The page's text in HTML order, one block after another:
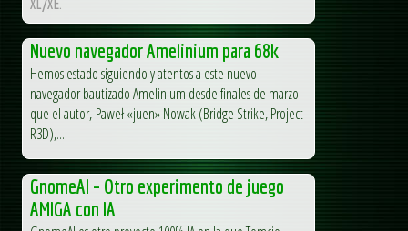
XL/XE.
Nuevo navegador Amelinium para 68k
Hemos estado siguiendo y atentos a este nuevo
navegador bautizado Amelinium desde finales de marzo
que el autor, Paweł «juen» Nowak (Bridge Strike, Project
R3D),...
GnomeAI – Otro experimento de juego
AMIGA con IA